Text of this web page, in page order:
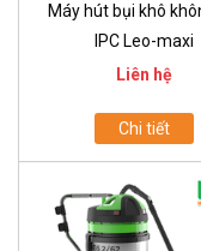
Máy hút bụi khô
IPC Leo-maxi
Liên hệ
Chi tiết